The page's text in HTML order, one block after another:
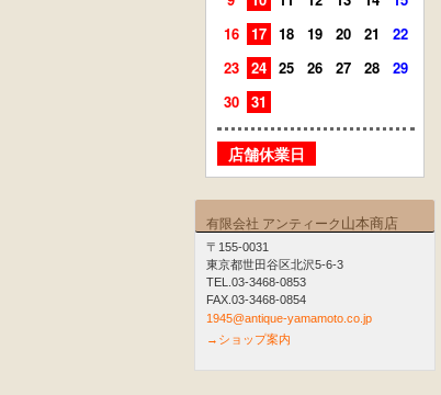
16
17 18 19 20 21
22
23
24 25 26 27 28
29
30
31
店舗休業日
有限会社 アンティーク 山本商店
〒155-0031
東京都世田谷区北沢5-6-3
TEL.03-3468-0853
FAX.03-3468-0854
1945@antique-yamamoto.co.jp
→ショップ案内